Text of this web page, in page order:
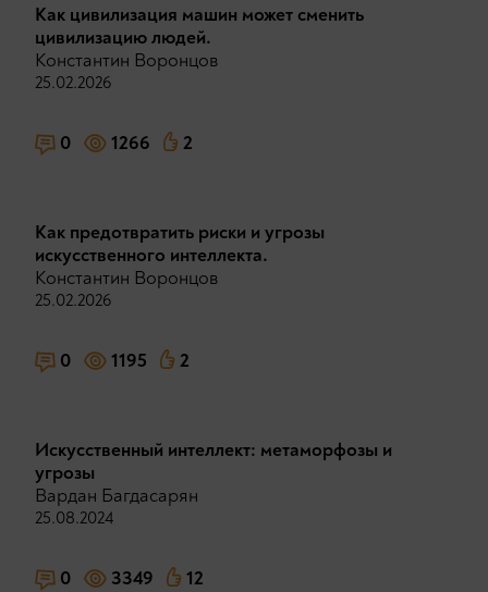
Как цивилизация машин может сменить
цивилизацию людей.
Константин Воронцов
25.02.2026
0 1266 2
Как предотвратить риски и угрозы
искусственного интеллекта.
Константин Воронцов
25.02.2026
0 1195 2
Искусственный интеллект: метаморфозы и
угрозы
Вардан Багдасарян
25.08.2024
0 3349 12